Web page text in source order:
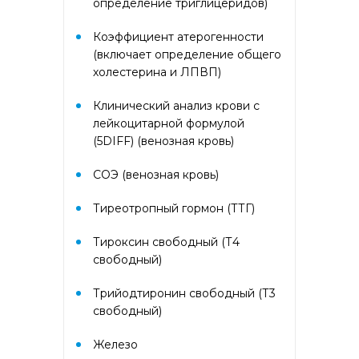
Аллергокомплекс перед
(Дрожжи пекарские f45, Яйцо
f245, Триптаза)
предоперационный IgE
(ImmunoCap) (Триптаза,
Желатин коровий с74, Латекс
k82, Хлоргексидин с8)
рините взрослые 2 IgE
ингаляционные аллергены:
кошка, собака, клещ d1,
тимофеевка, береза, полынь;
ингаляционные: амброзия,
плесневый гриб)
Аллергокомплекс при астме/
определение триглицеридов)
Коэффициент атерогенности
(включает определение общего
холестерина и ЛПВП)
Клинический анализ крови с
лейкоцитарной формулой
(5DIFF) (венозная кровь)
СОЭ (венозная кровь)
Тиреотропный гормон (ТТГ)
Тироксин свободный (Т4
свободный)
Трийодтиронин свободный (Т3
свободный)
Железо